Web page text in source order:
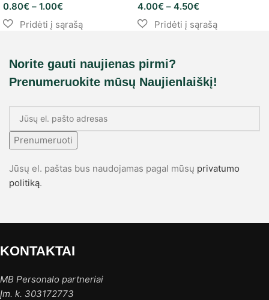
0.80€ – 1.00€ 4.00€ – 4.50€
Norite gauti naujienas pirmi?
Prenumeruokite mūsų Naujienlaiškį!
Prenumeruoti
Jūsų el. paštas bus naudojamas pagal mūsų privatumo
politiką.
KONTAKTAI
MB Personalo partneriai
Įm. k. 303172773